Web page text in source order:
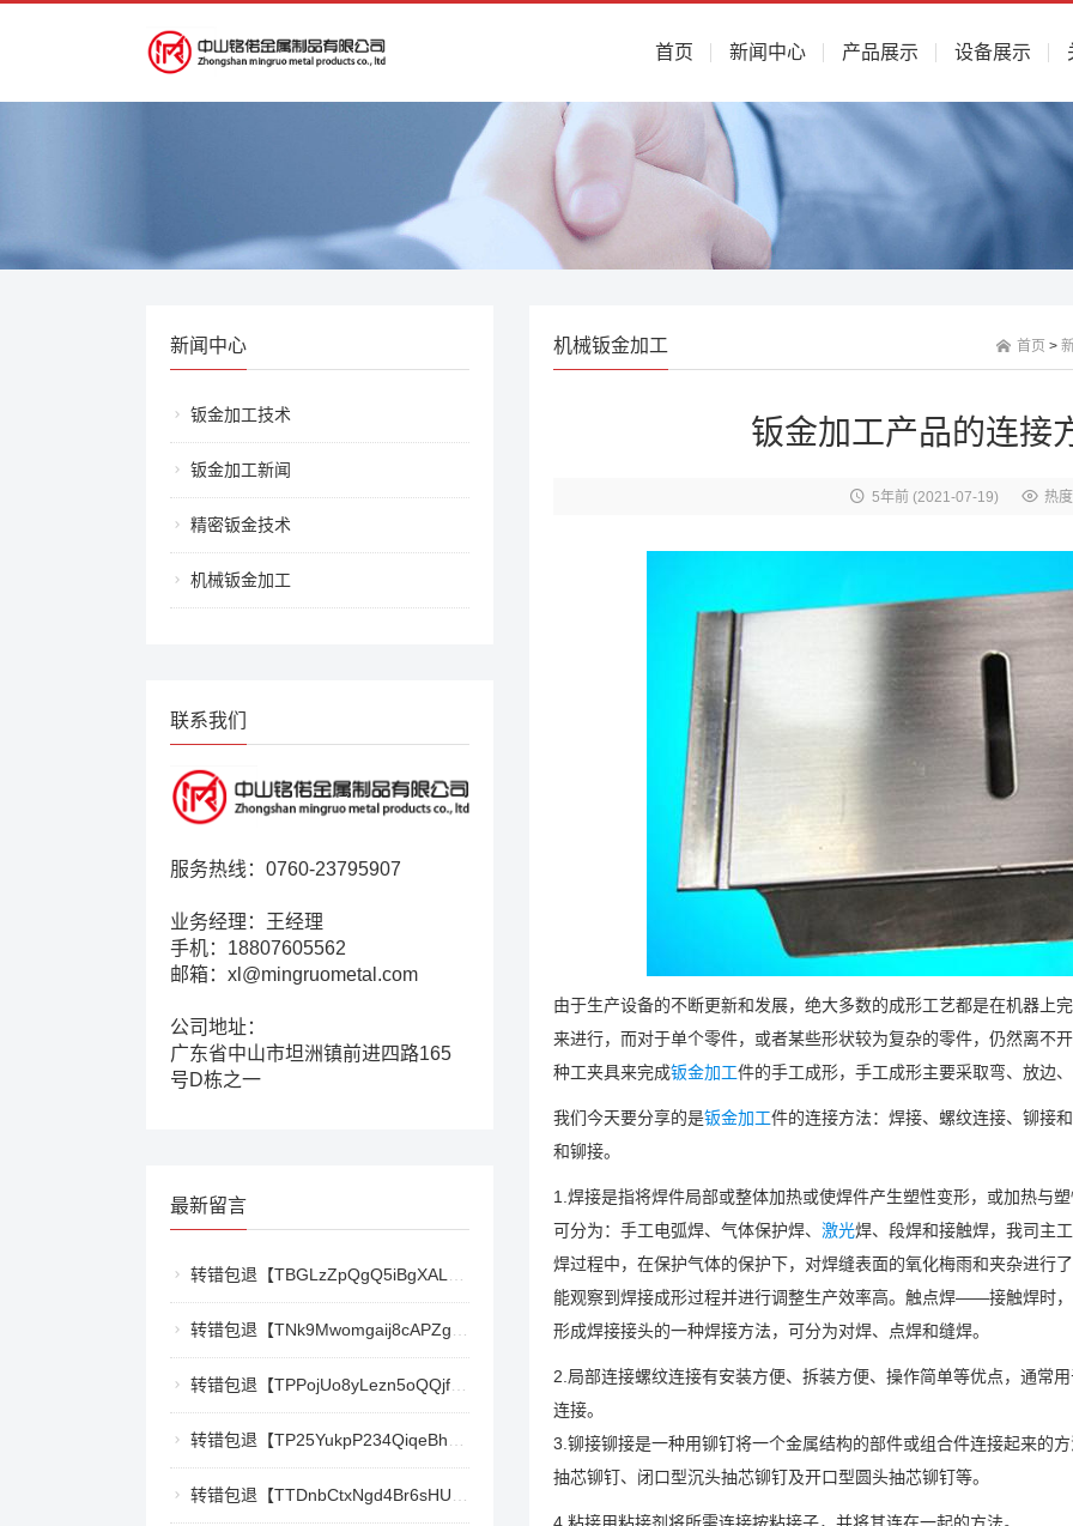
首页 新闻中心 产品展示 设备展示
新闻中心
钣金加工技术
钣金加工新闻
精密钣金技术
机械钣金加工
联系我们
服务热线：0760-23795907
业务经理：王经理
手机：18807605562
邮箱：xl@mingruometal.com
公司地址：
广东省中山市坦洲镇前进四路165
号D栋之一
最新留言
转错包退【TBGLzZpQgQ5iBgXALSFLTY1USFGgDAwdFQ】客服TeleGram:【@TrxEm】
转错包退【TNk9Mwomgaij8cAPZgnkZzR1TrYEkCt3nt】客服TeleGram:【@TrxEm】
转错包退【TPPojUo8yLezn5oQQjffqH2cKTCb9oTm8Y】客服TeleGram:【@TrxEm】
转错包退【TP25YukpP234QiqeBhgnmga3NXXmCSY22R】客服TeleGram:【@TrxEm】
转错包退【TTDnbCtxNgd4Br6sHUJ1qnw1mHQywZfbgD】客服TeleGram:【@TrxEm】
机械钣金加工 首页 >
钣金加工产品的连接
5年前(2021-07-19) 热
由于生产设备的不断更新和发展，绝大多数的成形工艺都是在机器上
来进行，而对于单个零件，或者某些形状较为复杂的零件，仍然离不
种工夹具来完成钣金加工件的手工成形，手工成形主要采取弯、放边
我们今天要分享的是钣金加工件的连接方法：焊接、螺纹连接、铆接
和铆接。
1.焊接是指将焊件局部或整体加热或使焊件产生塑性变形，或加热与
可分为：手工电弧焊、气体保护焊、 激光焊、段焊和接触焊，我司主
焊过程中，在保护气体的保护下，对焊缝表面的氧化梅雨和夹杂进行
能观察到焊接成形过程并进行调整生产效率高。触点焊——接触焊时
形成焊接接头的一种焊接方法，可分为对焊、点焊和缝焊。
2.局部连接螺纹连接有安装方便、拆装方便、操作简单等优点，通常
连接。
3.铆接铆接是一种用铆钉将一个金属结构的部件或组合件连接起来的
抽芯铆钉、闭口型沉头抽芯铆钉及开口型圆头抽芯铆钉等。